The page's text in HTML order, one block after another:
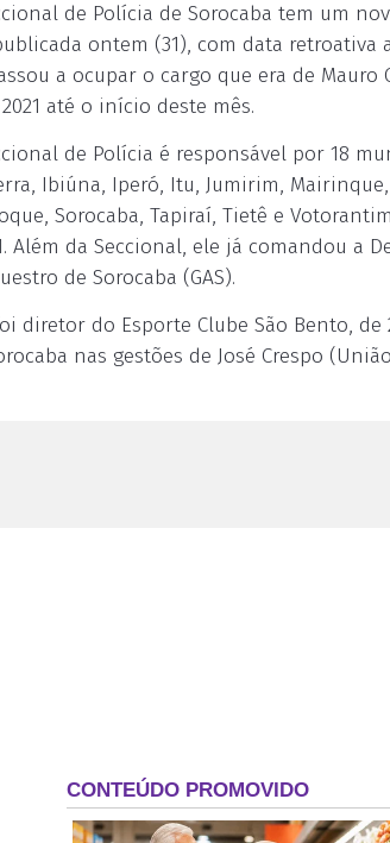
de Polícia de Sorocaba tem um
ontem (31), com data
a ocupar o cargo que era de
até o início deste mês.
de Polícia é responsável por 18
Ibiúna, Iperó, Itu, Jumirim,
Sorocaba, Tapiraí, Tietê e
Além da Seccional, ele já comandou a
de Sorocaba (GAS).
diretor do Esporte Clube São Bento,
nas gestões de José Crespo